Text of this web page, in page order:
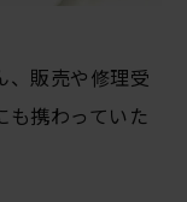
、販売や修理受
も携わっていた